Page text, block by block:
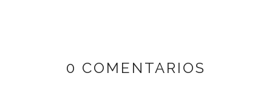
0 COMENTARIOS